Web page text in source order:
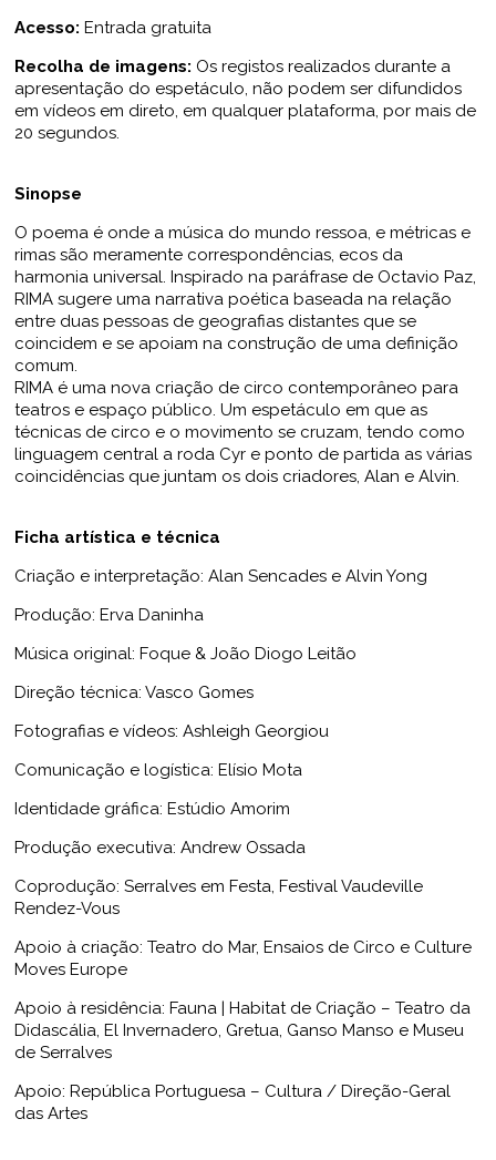
Acesso:Entrada gratuita
Recolha de imagens: Os registos realizados durante a
apresentação do espetáculo, não podem ser difundidos
em vídeos em direto, em qualquer plataforma, por mais de
20 segundos.
Sinopse
O poema é onde a música do mundo ressoa, e métricas e
rimas são meramente correspondências, ecos da
harmonia universal. Inspirado na paráfrase de Octavio Paz,
RIMA sugere uma narrativa poética baseada na relação
entre duas pessoas de geografias distantes que se
coincidem e se apoiam na construção de uma definição
comum.
RIMA é uma nova criação de circo contemporâneo para
teatros e espaço público. Um espetáculo em que as
técnicas de circo e o movimento se cruzam, tendo como
linguagem central a roda Cyr e ponto de partida as várias
coincidências que juntam os dois criadores, Alan e Alvin.
Ficha artística e técnica
Criação e interpretação: Alan Sencades e Alvin Yong
Produção: Erva Daninha
Música original: Foque & João Diogo Leitão
Direção técnica: Vasco Gomes
Fotografias e vídeos: Ashleigh Georgiou
Comunicação e logística: Elísio Mota
Identidade gráfica: Estúdio Amorim
Produção executiva: Andrew Ossada
Coprodução: Serralves em Festa, Festival Vaudeville
Rendez-Vous
Apoio à criação: Teatro do Mar, Ensaios de Circo e Culture
Moves Europe
Apoio à residência: Fauna | Habitat de Criação – Teatro da
Didascália, El Invernadero, Gretua, Ganso Manso e Museu
de Serralves
Apoio: República Portuguesa – Cultura / Direção-Geral
das Artes